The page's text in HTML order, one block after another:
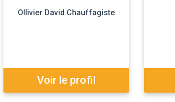
Ollivier David Chauffagiste
Voir le profil